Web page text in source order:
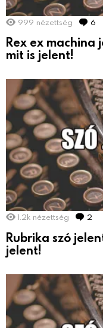
999 nézettség 6
Rex ex machina
mit is jelent!
1.2k nézettség 2
Rubrika szó
jelent!